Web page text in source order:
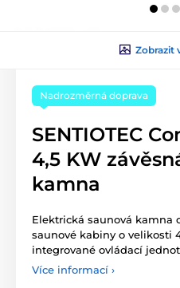
Zobrazit
Nadrozměrná doprava
SENTIOTEC
4,5 KW
kamna
Elektrická saunová kamna
saunové kabiny o velikosti
integrované ovládací
Více informací ›